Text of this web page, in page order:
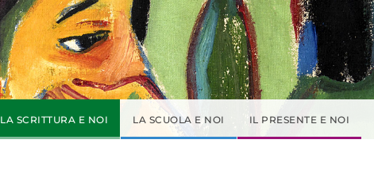
LA SCRITTURA E NOI LA SCUOLA E NOI IL PRESENTE E NOI